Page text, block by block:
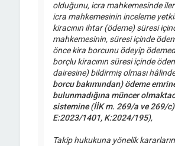
olduğunu, icra mahkemesinde
icra mahkemesinin inceleme
kiracının ihtar (ödeme) süresi
mahkemesinin, süresi içinde
önce kira borcunu ödeyip
borçlu kiracının süresi içinde
dairesine) bildirmiş olması
borcu bakımından) ödeme
bulunmadığına müncer
sistemine (İİK m. 269/a ve 269/c)
E:2023/1401, K:2024/195),
Takip hukukuna yönelik